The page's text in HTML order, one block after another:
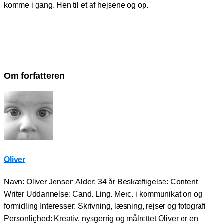
komme i gang. Hen til et af hejsene og op.
Om forfatteren
Oliver
Navn: Oliver Jensen Alder: 34 år Beskæftigelse: Content
Writer Uddannelse: Cand. Ling. Merc. i kommunikation og
formidling Interesser: Skrivning, læsning, rejser og fotografi
Personlighed: Kreativ, nysgerrig og målrettet Oliver er en